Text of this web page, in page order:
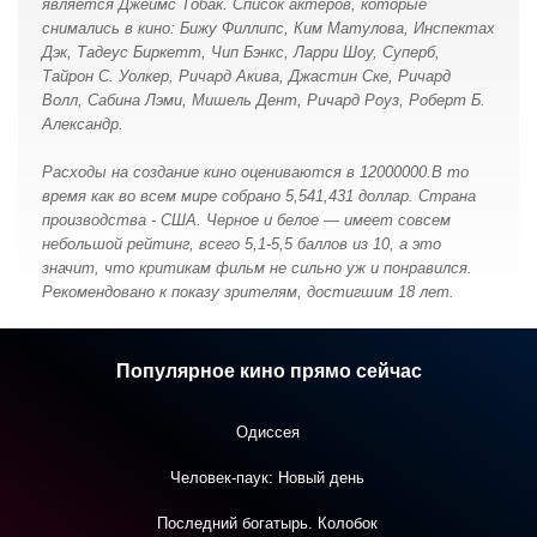
является Джеймс Тобак. Список актеров, которые
снимались в кино: Бижу Филлипс, Ким Матулова, Инспектах
Дэк, Тадеус Биркетт, Чип Бэнкс, Ларри Шоу, Суперб,
Тайрон С. Уолкер, Ричард Акива, Джастин Ске, Ричард
Волл, Сабина Лэми, Мишель Дент, Ричард Роуз, Роберт Б.
Александр.
Расходы на создание кино оцениваются в 12000000.В то
время как во всем мире собрано 5,541,431 доллар. Страна
производства - США. Черное и белое — имеет совсем
небольшой рейтинг, всего 5,1-5,5 баллов из 10, а это
значит, что критикам фильм не сильно уж и понравился.
Рекомендовано к показу зрителям, достигшим 18 лет.
Популярное кино прямо сейчас
Одиссея
Человек-паук: Новый день
Последний богатырь. Колобок